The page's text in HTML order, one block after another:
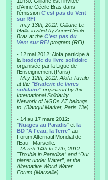
d'Anne Cécile Bras dans
l'émission C'est pas du Vent
sur RFI
- may 13th, 2012: Gilliane Le
Gallic invited by Anne-Cécile
Bras at the C'est pas du
Vent sur RFI program (RFI)
- 12 mai 2012: Alofa participe à
la braderie du livre solidaire
organisée par la Ligue de
l'Enseignement (Paris)
- May 12th, 2012: Alofa Tuvalu
at the "Braderie de livres
solidaire"organized by the
International Solidarity
Network of NGOs AT belongs
to. (Blanqui Market, Paris 13e)
- 14 au 17 mars 2012:
"Nuages au Paradis" et la
BD "A l'eau, la Terre" au
Forum Alternatif Mondial de
l'Eau - Marseille.
- March 14th to 17th, 2012:
"Trouble in Paradise” and “Our
planet under Water”, at the
Alternative World Water
Forum (Marseille).